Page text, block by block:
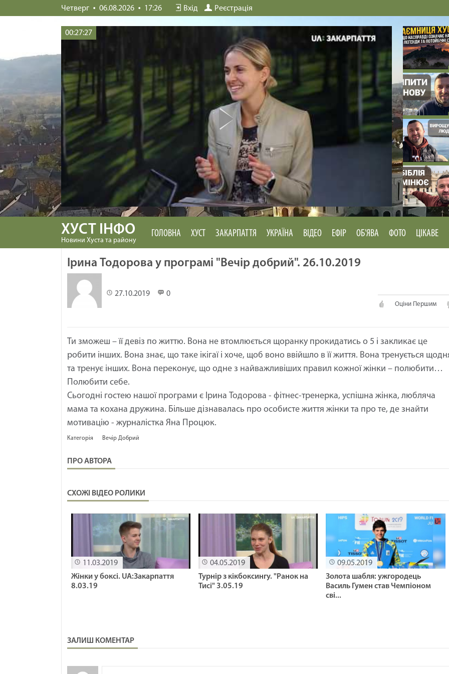
Четверг 06.08.2026 17:26 Вхід Реєстрація
00:27:27
ХУСТ ІНФО
Новини Хуста та району
ГОЛОВНА ХУСТ ЗАКАРПАТТЯ УКРАЇНА ВІДЕО ЕФІР ОБ'ЯВА ФОТО ЦІКАВЕ
Ірина Тодорова у програмі "Вечір добрий". 26.10.2019
27.10.2019 0
Оціни Першим
Ти зможеш – її девіз по життю. Вона не втомлюється щоранку прокидатись о 5 і закликає це
робити інших. Вона знає, що таке ікігаї і хоче, щоб воно ввійшло в її життя. Вона тренується
та тренує інших. Вона переконує, що одне з найважливіших правил кожної жінки – полюбити…
Полюбити себе.
Сьогодні гостею нашої програми є Ірина Тодорова - фітнес-тренерка, успішна жінка, любляча
мама та кохана дружина. Більше дізнавалась про особисте життя жінки та про те, де знайти
мотивацію - журналістка Яна Процюк.
Категорія Вечір Добрий
ПРО АВТОРА
СХОЖІ ВІДЕО РОЛИКИ
11.03.2019
Жінки у боксі. UA:Закарпаття
8.03.19
04.05.2019
Турнір з кікбоксингу. "Ранок на
Тисі" 3.05.19
09.05.2019
Золота шабля: ужгородець
Василь Гумен став Чемпіоном
сві...
ЗАЛИШ КОМЕНТАР